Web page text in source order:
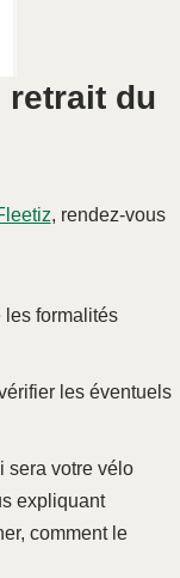
retrait du
, rendez-vous
formalités
les éventuels
sera votre vélo
expliquant
comment le